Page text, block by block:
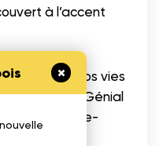
à l’accent
coeur de nos vies
(Génial
Prix du génie-
à la Grande